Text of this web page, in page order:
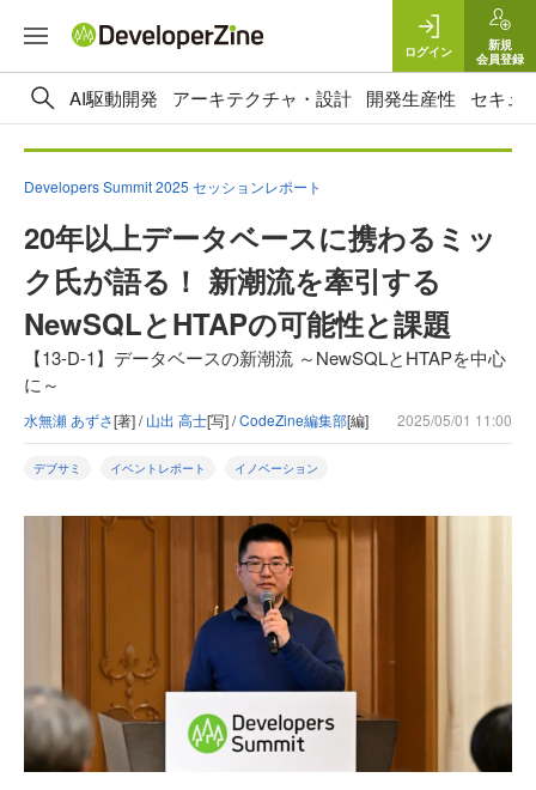
ログイン
新規
会員登録
AI駆動開発 アーキテクチャ・設計 開発生産性 セキュ
Developers Summit 2025 セッションレポート
20年以上データベースに携わるミッ
ク氏が語る！ 新潮流を牽引する
NewSQLとHTAPの可能性と課題
【13-D-1】データベースの新潮流 ～NewSQLとHTAPを中心
に～
水無瀬 あずさ[著] /山出 高士[写] /CodeZine編集部[編] 2025/05/01 11:00
デブサミ イベントレポート イノベーション